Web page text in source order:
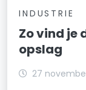
INDUSTRIE
Zo vind je
opslag
27